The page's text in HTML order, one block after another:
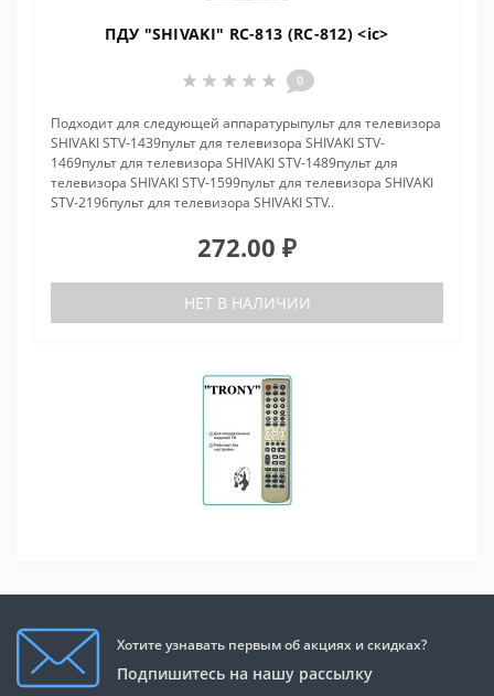
ПДУ "SHIVAKI" RC-813 (RC-812) <ic>
0
Подходит для следующей аппаратурыпульт для телевизора
SHIVAKI STV-1439пульт для телевизора SHIVAKI STV-
1469пульт для телевизора SHIVAKI STV-1489пульт для
телевизора SHIVAKI STV-1599пульт для телевизора SHIVAKI
STV-2196пульт для телевизора SHIVAKI STV..
272.00 ₽
НЕТ В НАЛИЧИИ
Хотите узнавать первым об акциях и скидках?
Подпишитесь на нашу рассылку